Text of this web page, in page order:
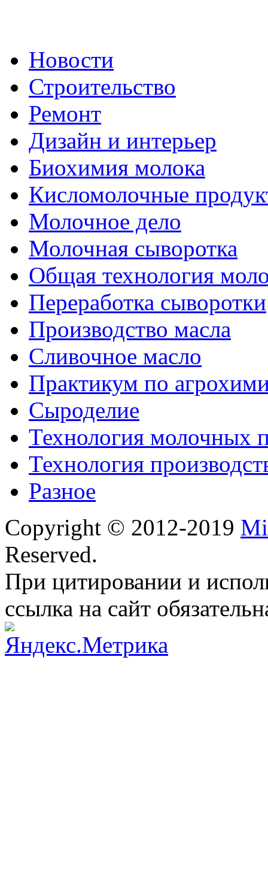
Новости
Строительство
Ремонт
Дизайн и интерьер
Биохимия молока
Кисломолочные
Молочное дело
Молочная сыворотка
Общая технология
Переработка сыворотки
Производство масла
Сливочное масло
Практикум по
Сыроделие
Технология молочных
Технология
Разное
Copyright © 2012-2019
Reserved.
При цитировании и
ссылка на сайт